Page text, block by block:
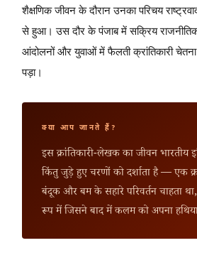
शैक्षणिक जीवन के दौरान उनका परिचय
से हुआ। उस दौर के पंजाब में सक्रिय राजनीतिक
आंदोलनों और युवाओं में फैलती क्रांतिकारी
पड़ा।
क्या आप जानते हैं?
इस क्रांतिकारी-लेखक का जीवन भारतीय
किंतु जुड़े हुए चरणों को दर्शाता है — एक
बंदूक और बम के सहारे परिवर्तन चाहता
रूप में जिसने बाद में कलम को अपना